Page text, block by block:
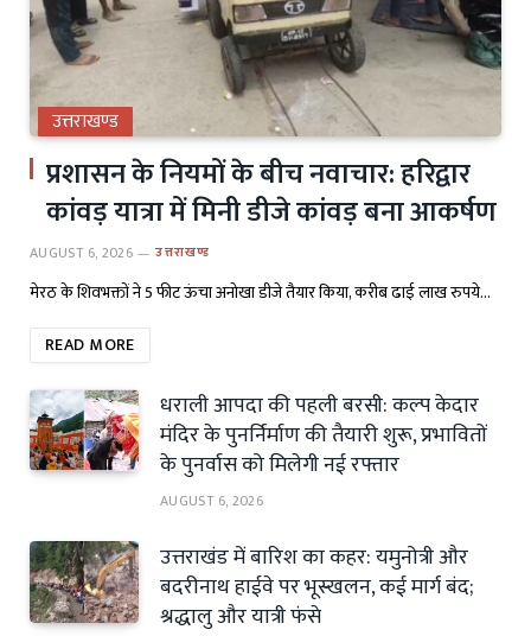
उत्तराखण्ड
प्रशासन के नियमों के बीच नवाचार: हरिद्वार
कांवड़ यात्रा में मिनी डीजे कांवड़ बना आकर्षण
AUGUST 6, 2026 उत्तराखण्ड
मेरठ के शिवभक्तों ने 5 फीट ऊंचा अनोखा डीजे तैयार किया, करीब ढाई लाख रुपये…
READ MORE
धराली आपदा की पहली बरसी: कल्प केदार
मंदिर के पुनर्निर्माण की तैयारी शुरू, प्रभावितों
के पुनर्वास को मिलेगी नई रफ्तार
AUGUST 6, 2026
उत्तराखंड में बारिश का कहर: यमुनोत्री और
बदरीनाथ हाईवे पर भूस्खलन, कई मार्ग बंद;
श्रद्धालु और यात्री फंसे